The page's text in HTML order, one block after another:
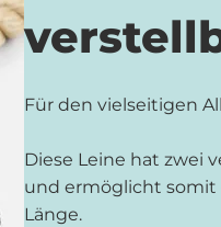
Für den vielseitigen
Diese Leine hat zwei
und ermöglicht somit
Länge.